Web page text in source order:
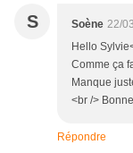
S Soène 22/
Hello
Comme ça
Manque
<br />
Répondre